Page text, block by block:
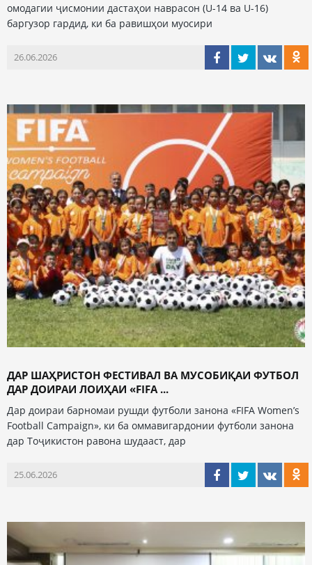
омодагии ҷисмонии дастаҳои наврасон (U-14 ва U-16)
баргузор гардид, ки ба равишҳои муосири
26.06.2026
ДАР ШАҲРИСТОН ФЕСТИВАЛ ВА МУСОБИҚАИ ФУТБОЛ
ДАР ДОИРАИ ЛОИҲАИ «FIFA ...
Дар доираи барномаи рушди футболи занона «FIFA Women’s
Football Campaign», ки ба оммавигардонии футболи занона
дар Тоҷикистон равона шудааст, дар
25.06.2026